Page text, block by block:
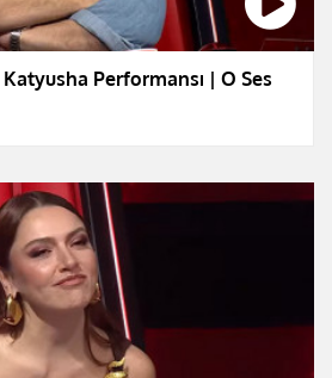
Performansı | O Ses